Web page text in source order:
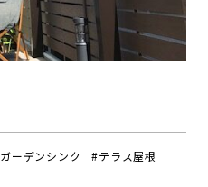
ガーデンシンク
テラス屋根